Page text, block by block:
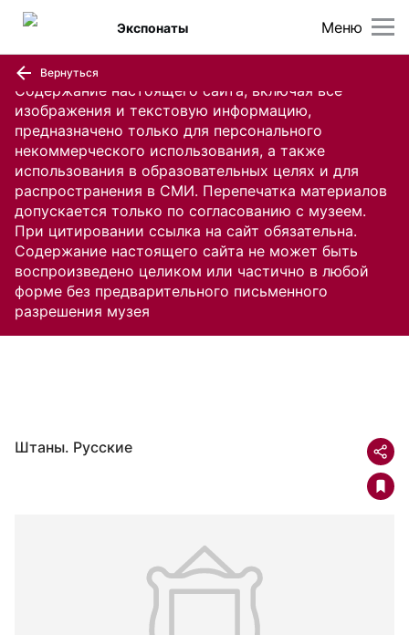
Содержание настоящего сайта, включая все
изображения и текстовую информацию,
предназначено только для персонального
некоммерческого использования, а также
использования в образовательных целях и для
распространения в СМИ. Перепечатка материалов
допускается только по согласованию с музеем.
При цитировании ссылка на сайт обязательна.
Содержание настоящего сайта не может быть
воспроизведено целиком или частично в любой
форме без предварительного письменного
разрешения музея
Меню
Экспонаты
Вернуться
Штаны. Русские